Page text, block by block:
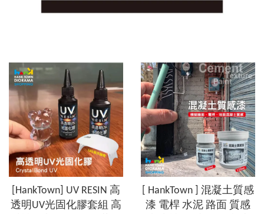
[HankTown] UV RESIN 高
透明UV光固化膠套組 高
[ HankTown ] 混凝土質感
漆 電桿 水泥 路面 質感